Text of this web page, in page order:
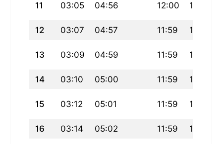
11 03:05 04:56 12:00 15:53
12 03:07 04:57 11:59 15:53
13 03:09 04:59 11:59 15:52
14 03:10 05:00 11:59 15:51
15 03:12 05:01 11:59 15:51
16 03:14 05:02 11:59 15:50